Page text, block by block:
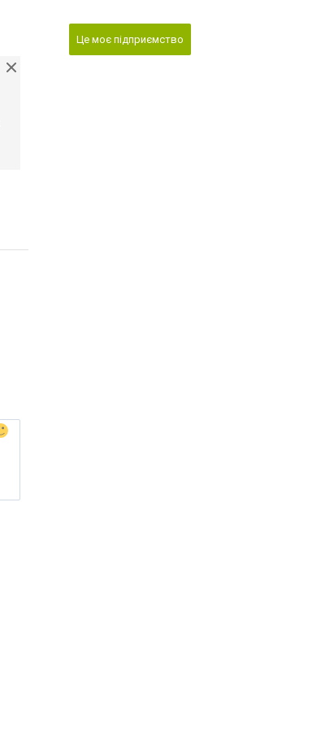
Це моє підприємство